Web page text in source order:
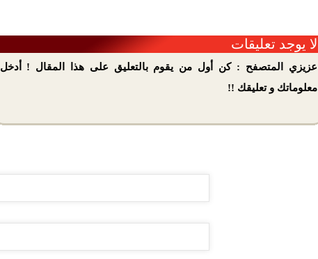
لا يوجد تعليقات
عزيزي المتصفح : كن أول من يقوم بالتعليق على هذا المقال ! أدخل
معلوماتك و تعليقك !!